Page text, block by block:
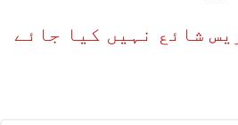
شائع نہیں کیا جائے